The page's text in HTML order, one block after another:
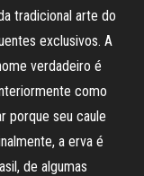
tradicional arte do
exclusivos. A
verdadeiro é
como
porque seu caule
a erva é
de algumas